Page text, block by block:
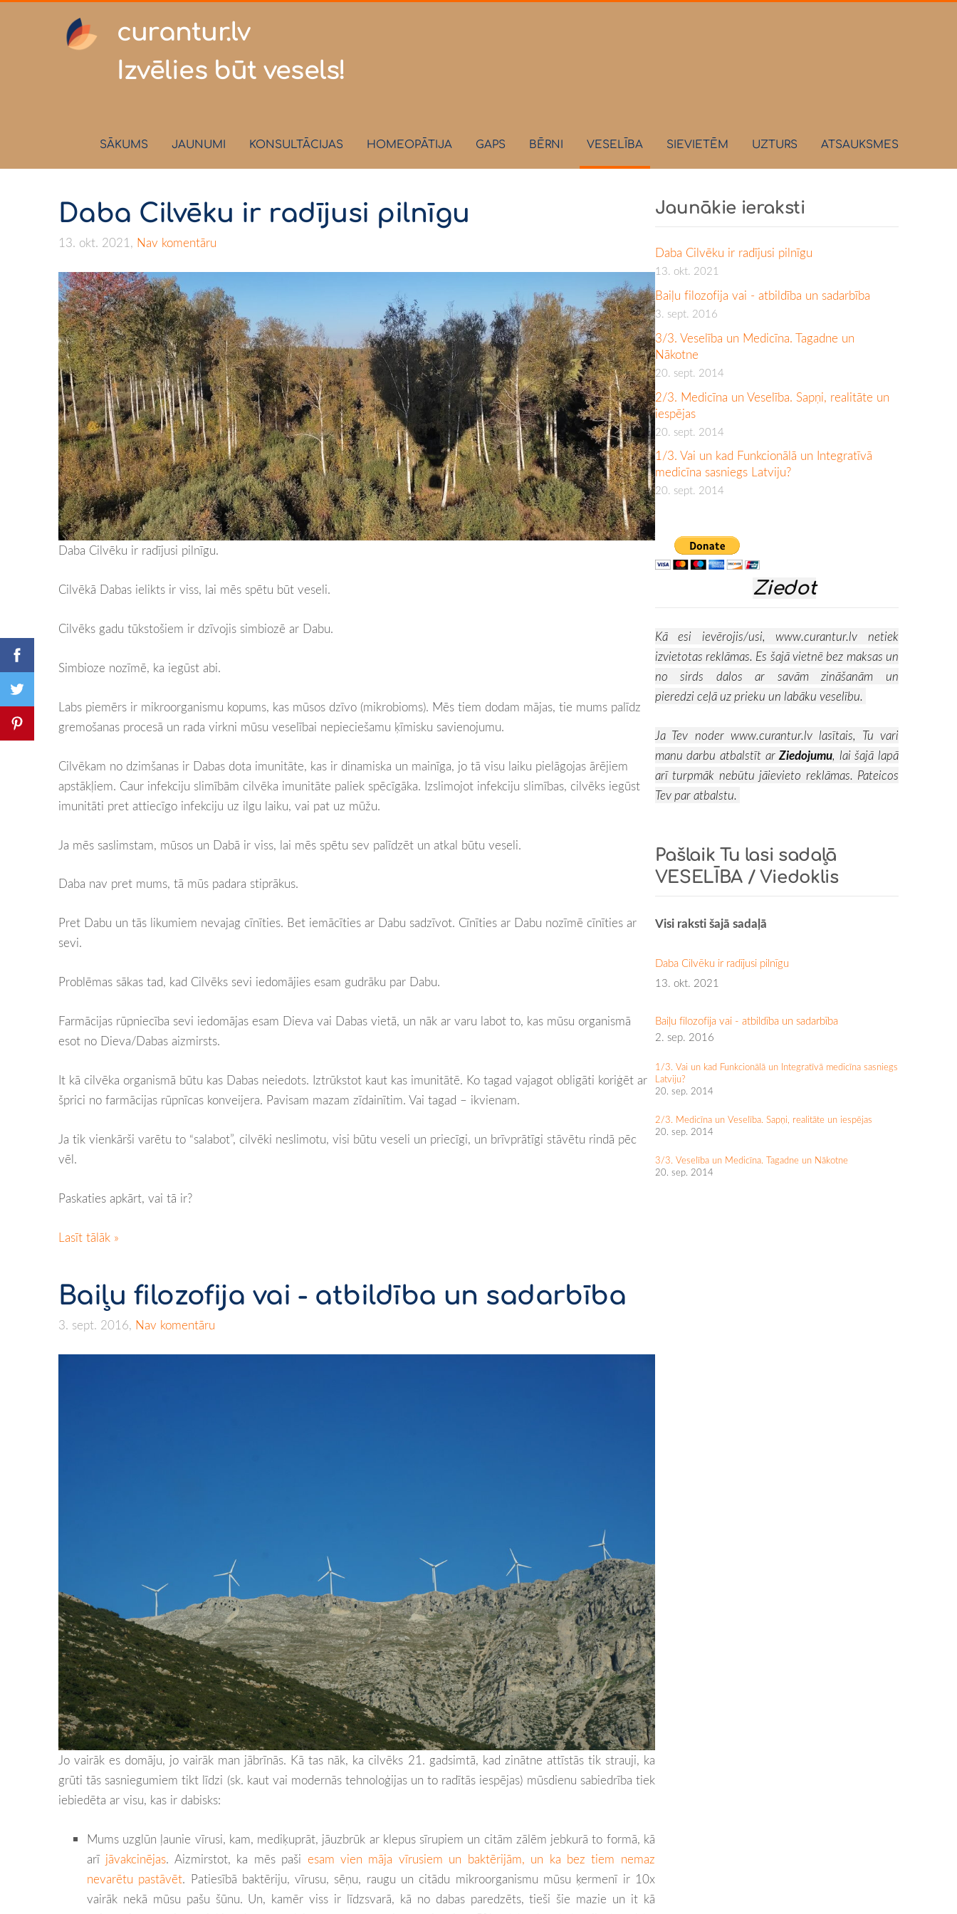
curantur.lv
Izvēlies būt vesels!
SĀKUMS JAUNUMI KONSULTĀCIJAS HOMEOPĀTIJA GAPS BĒRNI VESELĪBA SIEVIETĒM UZTURS ATSAUKSMES
Jaunākie ieraksti
Daba Cilvēku ir radījusi pilnīgu
13. okt. 2021
Baiļu filozofija vai - atbildība un sadarbība
3. sept. 2016
3/3. Veselība un Medicīna. Tagadne un
Nākotne
20. sept. 2014
2/3. Medicīna un Veselība. Sapņi, realitāte un
iespējas
20. sept. 2014
1/3. Vai un kad Funkcionālā un Integratīvā
medicīna sasniegs Latviju?
20. sept. 2014
Ziedot
Kā esi ievērojis/usi, www.curantur.lv
netiek
izvietotas reklāmas. Es šajā vietnē bez maksas un
no sirds dalos ar savām zināšanām un
pieredzi ceļā uz prieku un labāku veselību.
Ja Tev noder www.curantur.lvlasītais, Tu vari
manu darbu atbalstīt ar Ziedojumu, lai šajā lapā
arī turpmāk nebūtu jāievieto reklāmas. Pateicos
Tev par atbalstu.
Pašlaik Tu lasi sadaļā
VESELĪBA / Viedoklis
Visi raksti šajā sadaļā
Daba Cilvēku ir radījusi pilnīgu
13. okt. 2021
Baiļu filozofija vai - atbildība un sadarbība
2. sep. 2016
1/3. Vai un kad Funkcionālā un Integratīvā medicīna sasniegs
Latviju?
20. sep. 2014
2/3. Medicīna un Veselība. Sapņi, realitāte un iespējas
20. sep. 2014
3/3. Veselība un Medicīna. Tagadne un Nākotne
20. sep. 2014
Daba Cilvēku ir radījusi pilnīgu
13. okt. 2021, Nav komentāru
Daba Cilvēku ir radījusi pilnīgu.
Cilvēkā Dabas ielikts ir viss, lai mēs spētu būt veseli.
Cilvēks gadu tūkstošiem ir dzīvojis simbiozē ar Dabu.
Simbioze nozīmē, ka iegūst abi.
Labs piemērs ir mikroorganismu kopums, kas mūsos dzīvo (mikrobioms). Mēs tiem dodam mājas, tie mums palīdz
gremošanas procesā un rada virkni mūsu veselībai nepieciešamu ķīmisku savienojumu.
Cilvēkam no dzimšanas ir Dabas dota imunitāte, kas ir dinamiska un mainīga, jo tā visu laiku pielāgojas ārējiem
apstākļiem. Caur infekciju slimībām cilvēka imunitāte paliek spēcīgāka. Izslimojot infekciju slimības, cilvēks iegūst
imunitāti pret attiecīgo infekciju uz ilgu laiku, vai pat uz mūžu.
Ja mēs saslimstam, mūsos un Dabā ir viss, lai mēs spētu sev palīdzēt un atkal būtu veseli.
Daba nav pret mums, tā mūs padara stiprākus.
Pret Dabu un tās likumiem nevajag cīnīties. Bet iemācīties ar Dabu sadzīvot. Cīnīties ar Dabu nozīmē cīnīties ar
sevi.
Problēmas sākas tad, kad Cilvēks sevi iedomājies esam gudrāku par Dabu.
Farmācijas rūpniecība sevi iedomājas esam Dieva vai Dabas vietā, un nāk ar varu labot to, kas mūsu organismā
esot no Dieva/Dabas aizmirsts.
It kā cilvēka organismā būtu kas Dabas neiedots. Iztrūkstot kaut kas imunitātē. Ko tagad vajagot obligāti koriģēt ar
šprici no farmācijas rūpnīcas konveijera. Pavisam mazam zīdainītim. Vai tagad – ikvienam.
Ja tik vienkārši varētu to “salabot”, cilvēki neslimotu, visi būtu veseli un priecīgi, un brīvprātīgi stāvētu rindā pēc
vēl.
Paskaties apkārt, vai tā ir?
Lasīt tālāk »
Baiļu filozofija vai - atbildība un sadarbība
3. sept. 2016, Nav komentāru
Jo vairāk es domāju, jo vairāk man jābrīnās. Kā tas nāk, ka cilvēks 21. gadsimtā, kad zinātne attīstās tik strauji, ka
grūti tās sasniegumiem tikt līdzi (sk. kaut vai modernās tehnoloģijas un to radītās iespējas) mūsdienu sabiedrība tiek
iebiedēta ar visu, kas ir dabisks:
Mums uzglūn ļaunie vīrusi, kam, mediķuprāt, jāuzbrūk ar klepus sīrupiem un citām zālēm jebkurā to formā, kā
arī jāvakcinējas. Aizmirstot, ka mēs paši esam vien māja vīrusiem un baktērijām, un ka bez tiem nemaz
nevarētu pastāvēt. Patiesībā baktēriju, vīrusu, sēņu, raugu un citādu mikroorganismu mūsu ķermenī ir 10x
vairāk nekā mūsu pašu šūnu. Un, kamēr viss ir līdzsvarā, kā no dabas paredzēts, tieši šie mazie un it kā